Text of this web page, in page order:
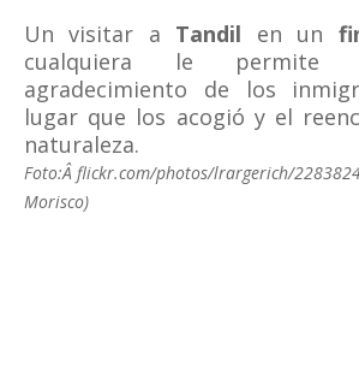
Un visitar a Tandil en un
cualquiera le permite
agradecimiento de los
lugar que los acogió y el
naturaleza.
Foto:Â flickr.com/photos/lrargerich/
Morisco)